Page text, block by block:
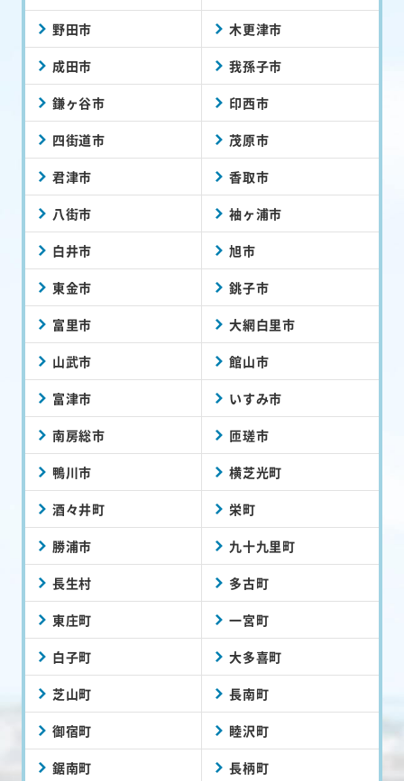
野田市 木更津市
成田市 我孫子市
鎌ヶ谷市 印西市
四街道市 茂原市
君津市 香取市
八街市 袖ヶ浦市
白井市 旭市
東金市 銚子市
富里市 大網白里市
山武市 館山市
富津市 いすみ市
南房総市 匝瑳市
鴨川市 横芝光町
酒々井町 栄町
勝浦市 九十九里町
長生村 多古町
東庄町 一宮町
白子町 大多喜町
芝山町 長南町
御宿町 睦沢町
鋸南町 長柄町